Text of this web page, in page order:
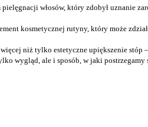
włosów, który zdobył uznanie
kosmetycznej rutyny, który może
niż tylko estetyczne upiększenie
wygląd, ale i sposób, w jaki